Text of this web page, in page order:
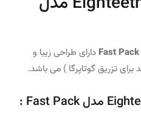
دارای طراحی زیبا و
برای تزریق گوتاپرگا ) می باشد.